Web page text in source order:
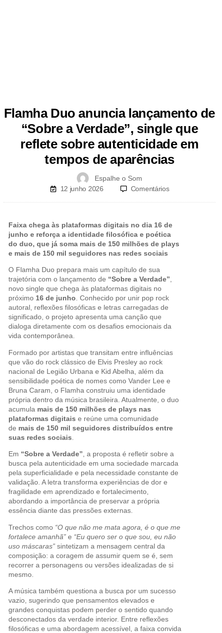
Flamha Duo anuncia lançamento de
“Sobre a Verdade”, single que
reflete sobre autenticidade em
tempos de aparências
Espalhe o Som
12 junho 2026
Comentários
Faixa chega às plataformas digitais no dia 16 de
junho e reforça a identidade filosófica e poética
do duo, que já soma mais de 150 milhões de plays
e mais de 150 mil seguidores nas redes sociais
O Flamha Duo prepara mais um capítulo de sua
trajetória com o lançamento de “Sobre a Verdade”,
novo single que chega às plataformas digitais no
próximo 16 de junho. Conhecido por unir pop rock
autoral, reflexões filosóficas e letras carregadas de
significado, o projeto apresenta uma canção que
dialoga diretamente com os desafios emocionais da
vida contemporânea.
Formado por artistas que transitam entre influências
que vão do rock clássico de Elvis Presley ao rock
nacional de Legião Urbana e Kid Abelha, além da
sensibilidade poética de nomes como Vander Lee e
Bruna Caram, o Flamha construiu uma identidade
própria dentro da música brasileira. Atualmente, o duo
acumula mais de 150 milhões de plays nas
plataformas digitais e reúne uma comunidade
de mais de 150 mil seguidores distribuídos entre
suas redes sociais
Em “Sobre a Verdade” , a proposta é refletir sobre a
busca pela autenticidade em uma sociedade marcada
pela superficialidade e pela necessidade constante de
validação. A letra transforma experiências de dor e
fragilidade em aprendizado e fortalecimento,
abordando a importância de preservar a própria
essência diante das pressões externas.
Trechos como “O que não me mata agora, é o que me
fortalece amanhã” e “Eu quero ser o que sou, eu não
uso máscaras” sintetizam a mensagem central da
composição: a coragem de assumir quem se é, sem
recorrer a personagens ou versões idealizadas de si
mesmo.
A música também questiona a busca por um sucesso
vazio, sugerindo que pensamentos elevados e
grandes conquistas podem perder o sentido quando
desconectados da verdade interior. Entre reflexões
filosóficas e uma abordagem acessível, a faixa convida